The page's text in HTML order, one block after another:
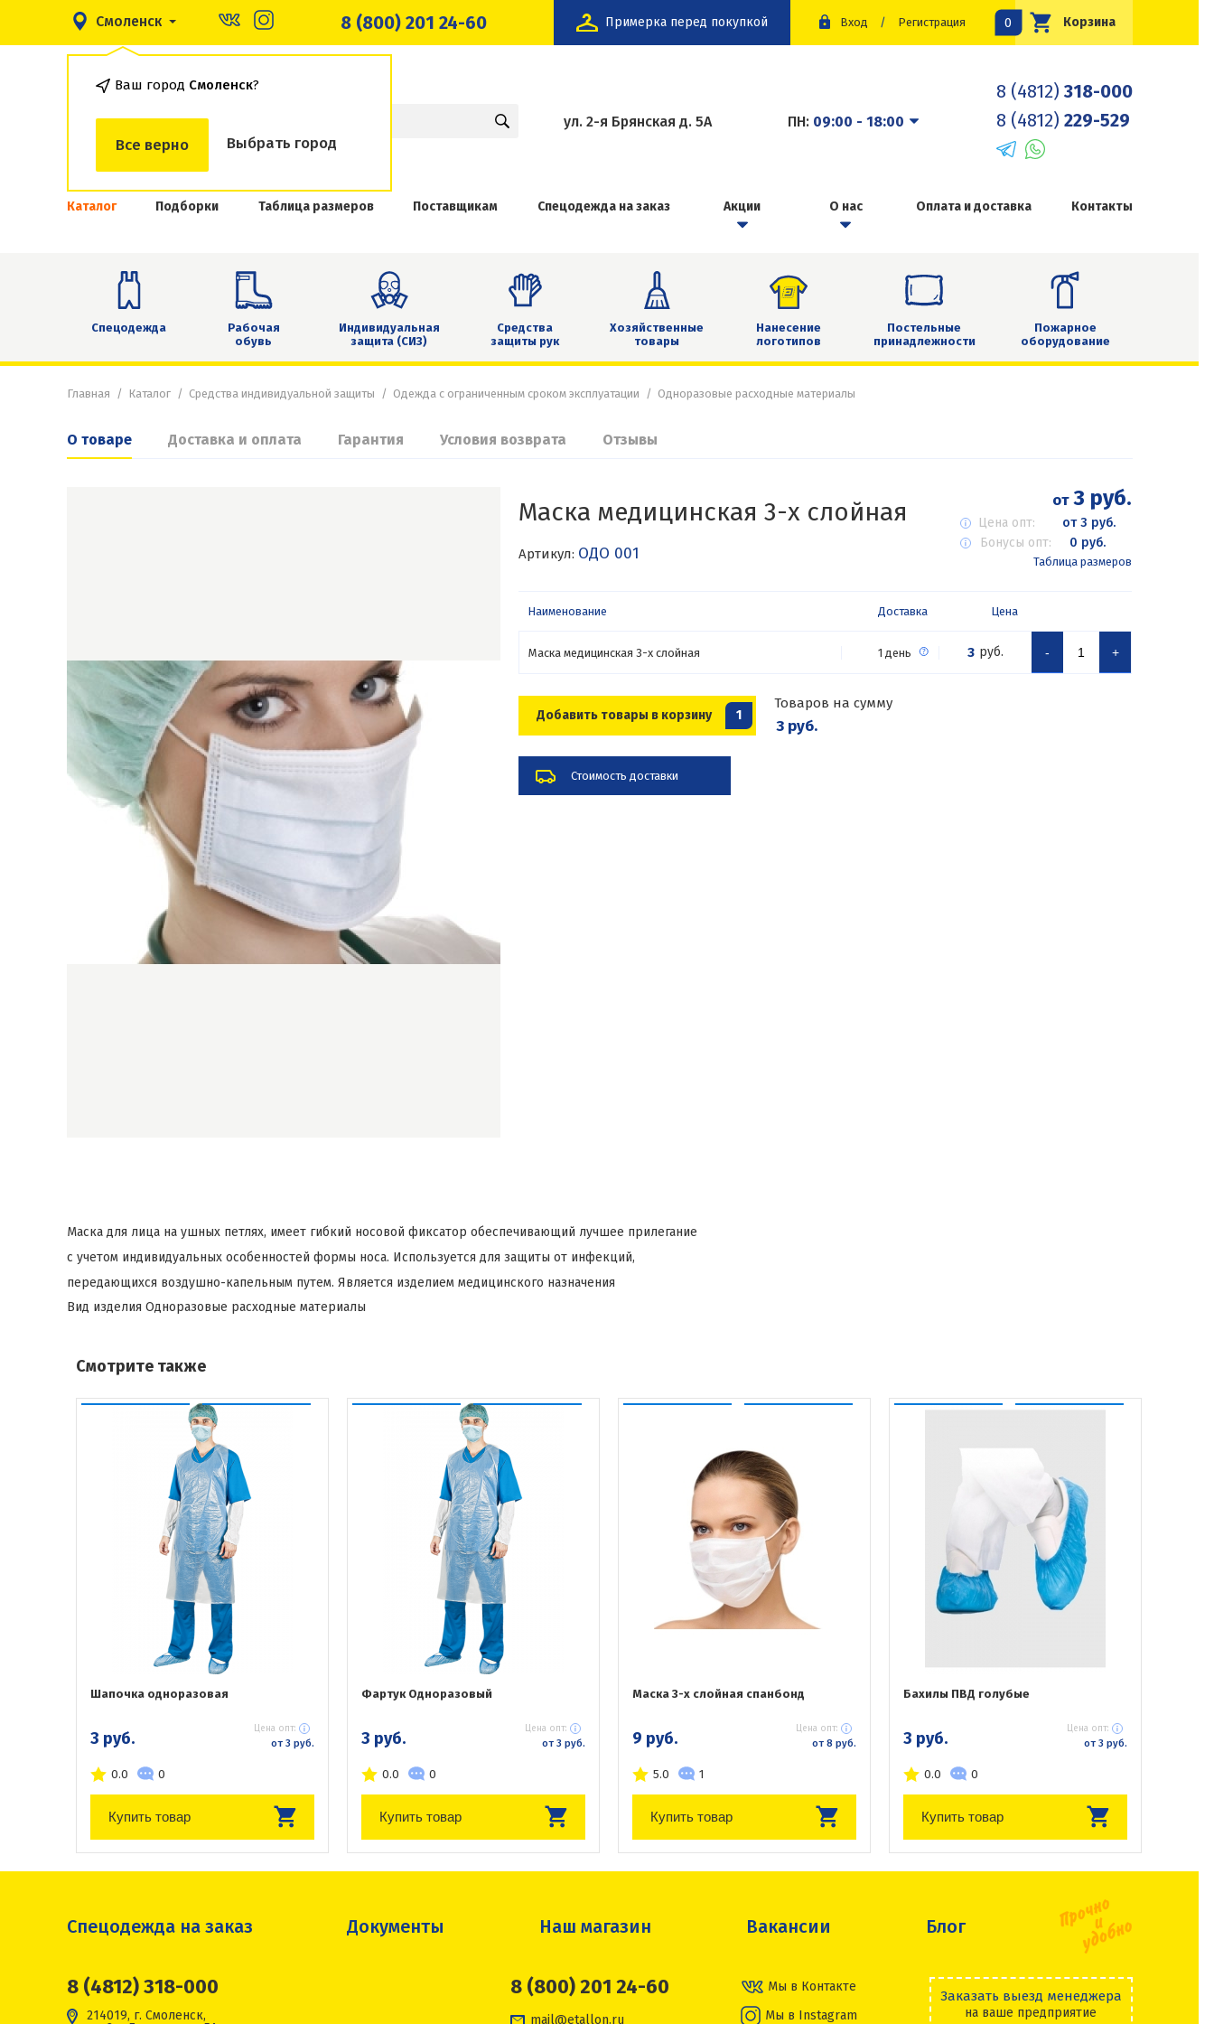
Смоленск
Ваш город Смоленск?
Все верно Выбрать город
8 (800) 201 24-60 Примерка перед покупкой Вход / Регистрация Корзина
0
ул. 2-я Брянская д. 5А ПН: 09:00 - 18:00
8 (4812) 318-000
8 (4812) 229-529
Каталог Подборки Таблица размеров Поставщикам Спецодежда на заказ Акции О нас Оплата и доставка Контакты
Спецодежда
Рабочая
обувь
Индивидуальная
защита (СИЗ)
Средства
защиты рук
Хозяйственные
товары
Нанесение
логотипов
Постельные
принадлежности
Пожарное
оборудование
Главная Каталог Средства индивидуальной защиты Одежда с ограниченным сроком эксплуатации Одноразовые расходные материалы
О товаре Доставка и оплата Гарантия Условия возврата Отзывы
Маска медицинская 3-х слойная
Артикул: ОДО 001
от3 руб.
Цена опт:
от 3 руб.
Бонусы опт:
0 руб.
Таблица размеров
Наименование Доставка Цена
Маска медицинская 3-х слойная 1 день 3 руб. - +
Добавить товары в корзину 1
Товаров на сумму
3 руб.
Стоимость доставки
Маска для лица на ушных петлях, имеет гибкий носовой фиксатор обеспечивающий лучшее прилегание
с учетом индивидуальных особенностей формы носа. Используется для защиты от инфекций,
передающихся воздушно-капельным путем. Является изделием медицинского назначения
Вид изделия Одноразовые расходные материалы
Смотрите также
Шапочка одноразовая
3 руб. Цена опт:
от 3 руб.
0.0 0
Купить товар
Фартук Одноразовый
3 руб. Цена опт:
от 3 руб.
0.0 0
Купить товар
Маска 3-х слойная спанбонд
9 руб. Цена опт:
от 8 руб.
5.0 1
Купить товар
Бахилы ПВД голубые
3 руб. Цена опт:
от 3 руб.
0.0 0
Купить товар
Спецодежда на заказ Документы Наш магазин Вакансии Блог
8 (4812) 318-000
214019, г. Смоленск,
8 (800) 201 24-60
mail@etallon.ru
Мы в Контакте
Мы в Instagram
Заказать выезд менеджера
на ваше предприятие